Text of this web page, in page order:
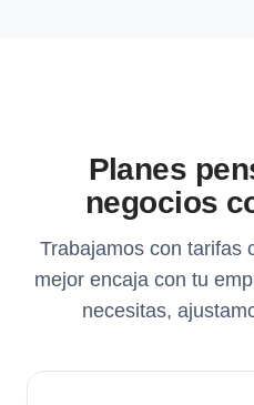
Planes
negocios
Trabajamos con tarifas
mejor encaja con tu
necesitas,